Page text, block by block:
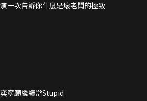
一次告訴你什麼是壞老闆的極致
寧願繼續當Stupid